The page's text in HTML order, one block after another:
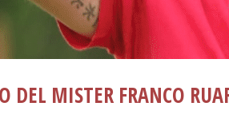
DEL MISTER FRANCO